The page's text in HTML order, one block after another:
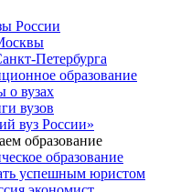
России
Петербурга
образование
о вузах
вузов
вуз России»
образование
образование
успешным юристом